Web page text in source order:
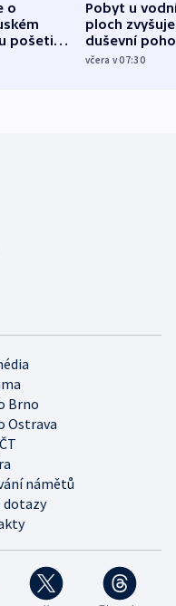
o
pošetilé,
Pobyt u
ploch zvyšuje
duševní
ukázala
včera v 07:30
Brno
Ostrava
námětů
dotazy